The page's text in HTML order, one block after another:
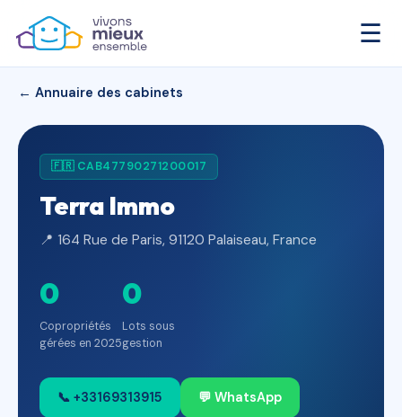
☰
← Annuaire des cabinets
🇫🇷 CAB47790271200017
Terra Immo
📍 164 Rue de Paris, 91120 Palaiseau, France
0
Copropriétés
gérées en 2025
0
Lots sous
gestion
📞 +33169313915 💬 WhatsApp